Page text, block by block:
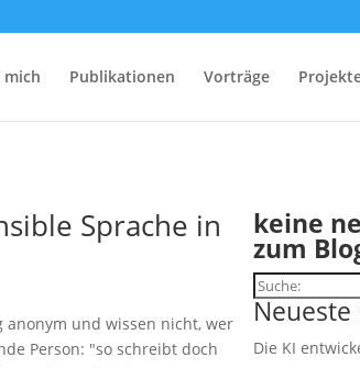
mich Publikationen Vorträge
Sprache in
und wissen nicht, wer
Person: "so schreibt doch
keine
zum
Suchen
Neueste
Die KI